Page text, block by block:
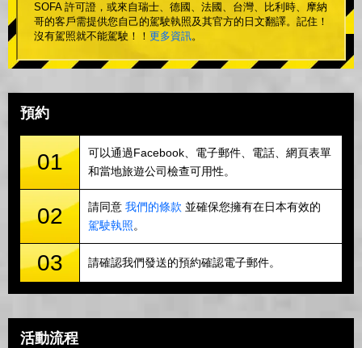
SOFA 許可證，或來自瑞士、德國、法國、台灣、比利時、摩納
哥的客戶需提供您自己的駕駛執照及其官方的日文翻譯。記住！
沒有駕照就不能駕駛！！ 更多資訊。
預約
01
可以通過Facebook、電子郵件、電話、網頁表單
和當地旅遊公司檢查可用性。
02 請同意 我們的條款 並確保您擁有在日本有效的
駕駛執照。
03 請確認我們發送的預約確認電子郵件。
活動流程